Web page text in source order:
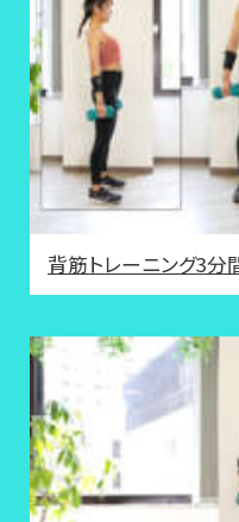
背筋トレーニング3分